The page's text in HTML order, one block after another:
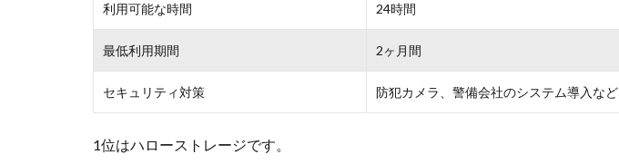
利用可能な時間 24時間
最低利用期間 2ヶ月間
セキュリティ対策 防犯カメラ、警備会社のシステム導入など
1位はハローストレージです。